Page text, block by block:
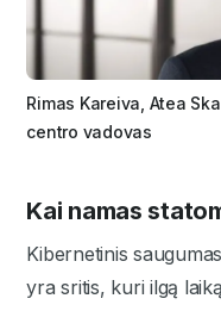
Rimas Kareiva, Atea
centro vadovas
Kai namas
Kibernetinis
yra sritis, kuri ilgą